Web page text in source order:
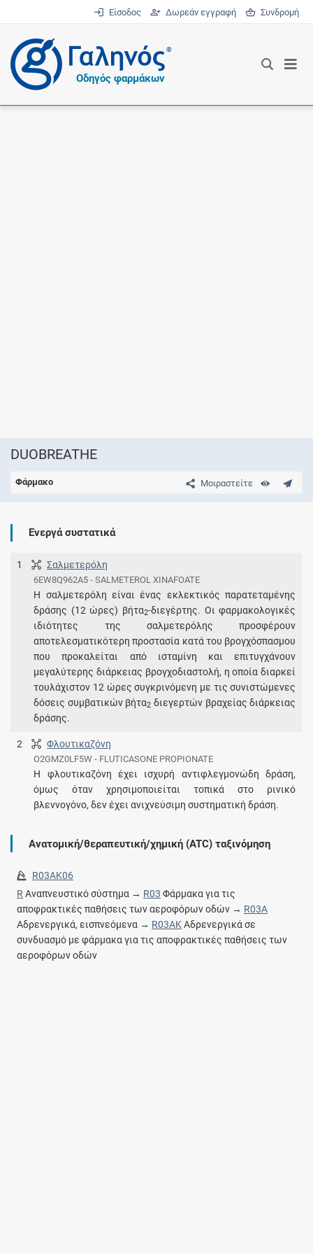
Είσοδος Δωρεάν εγγραφή Συνδρομή
®
Οδηγός φαρμάκων
DUOBREATHE
Μοιραστείτε
Φάρμακο
Ενεργά συστατικά
1 Σαλμετερόλη
6EW8Q962A5 - SALMETEROL XINAFOATE
Η σαλμετερόλη είναι ένας εκλεκτικός παρατεταμένης
δράσης (12 ώρες) βήτα2-διεγέρτης. Οι φαρμακολογικές
ιδιότητες της σαλμετερόλης προσφέρουν
αποτελεσματικότερη προστασία κατά του βρογχόσπασμου
που προκαλείται από ισταμίνη και επιτυγχάνουν
μεγαλύτερης διάρκειας βρογχοδιαστολή, η οποία διαρκεί
τουλάχιστον 12 ώρες συγκρινόμενη με τις συνιστώμενες
δόσεις συμβατικών βήτα2 διεγερτών βραχείας διάρκειας
δράσης.
2 Φλουτικαζόνη
O2GMZ0LF5W - FLUTICASONE PROPIONATE
Η φλουτικαζόνη έχει ισχυρή αντιφλεγμονώδη δράση,
όμως όταν χρησιμοποιείται τοπικά στο ρινικό
βλεννογόνο, δεν έχει ανιχνεύσιμη συστηματική δράση.
Ανατομική/θεραπευτική/χημική (ATC) ταξινόμηση
R03AK06
R Αναπνευστικό σύστημα → R03 Φάρμακα για τις
αποφρακτικές παθήσεις των αεροφόρων οδών → R03A
Αδρενεργικά, εισπνεόμενα → R03AK Αδρενεργικά σε
συνδυασμό με φάρμακα για τις αποφρακτικές παθήσεις των
αεροφόρων οδών